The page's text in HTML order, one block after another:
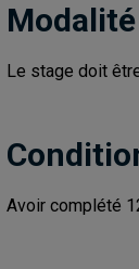
Le stage doit
Avoir complété